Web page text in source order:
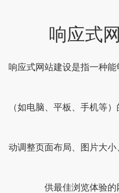
响应式
响应式网站建设是指一种
（如电脑、平板、手机等
动调整页面布局、图片大
供最佳浏览体验的